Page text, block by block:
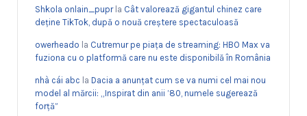
Shkola onlain_puprla Cât valorează gigantul chinez care
deține TikTok, după o nouă creștere spectaculoasă
owerheado la Cutremur pe piața de streaming: HBO Max va
fuziona cu o platformă care nu este disponibilă în România
nhà cái abc la Dacia a anunțat cum se va numi cel mai nou
model al mărcii: „Inspirat din anii ’80, numele sugerează
forță”